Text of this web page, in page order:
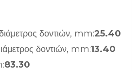
δοντιών, mm:25.40
δοντιών, mm:13.40
83.30